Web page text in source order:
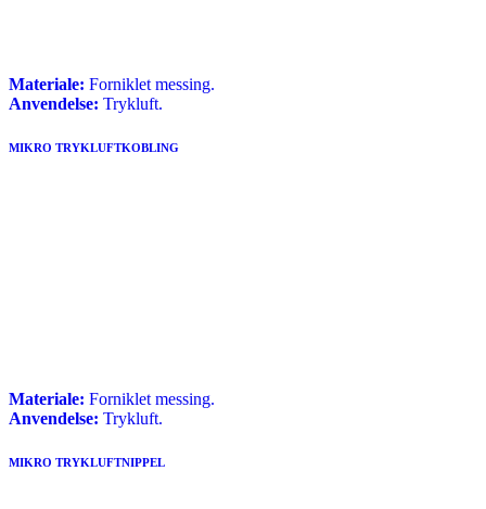
Materiale: Forniklet messing.
Anvendelse: Trykluft.
MIKRO TRYKLUFTKOBLING
Materiale: Forniklet messing.
Anvendelse: Trykluft.
MIKRO TRYKLUFTNIPPEL